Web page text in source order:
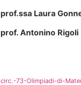
prof.ssa Laura
prof. Antonino Rigoli
circ.-73-Olimpiadi-di-